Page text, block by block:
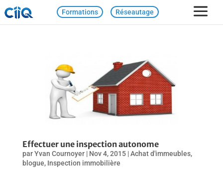
Formations Réseautage
Effectuer une inspection autonome
parYvan Cournoyer| Nov 4, 2015|Achat d'immeubles,
blogue, Inspection immobilière